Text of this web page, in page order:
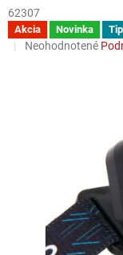
62307
Akcia Novinka Tip
Priemerné
Neohodnotené